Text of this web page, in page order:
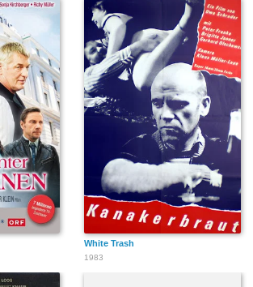
White Trash
1983